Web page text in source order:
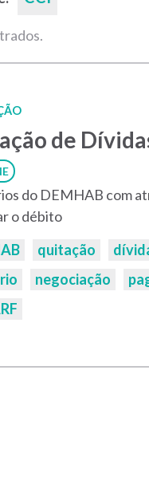
de
do DEMHAB com
o débito
quitação
negociação